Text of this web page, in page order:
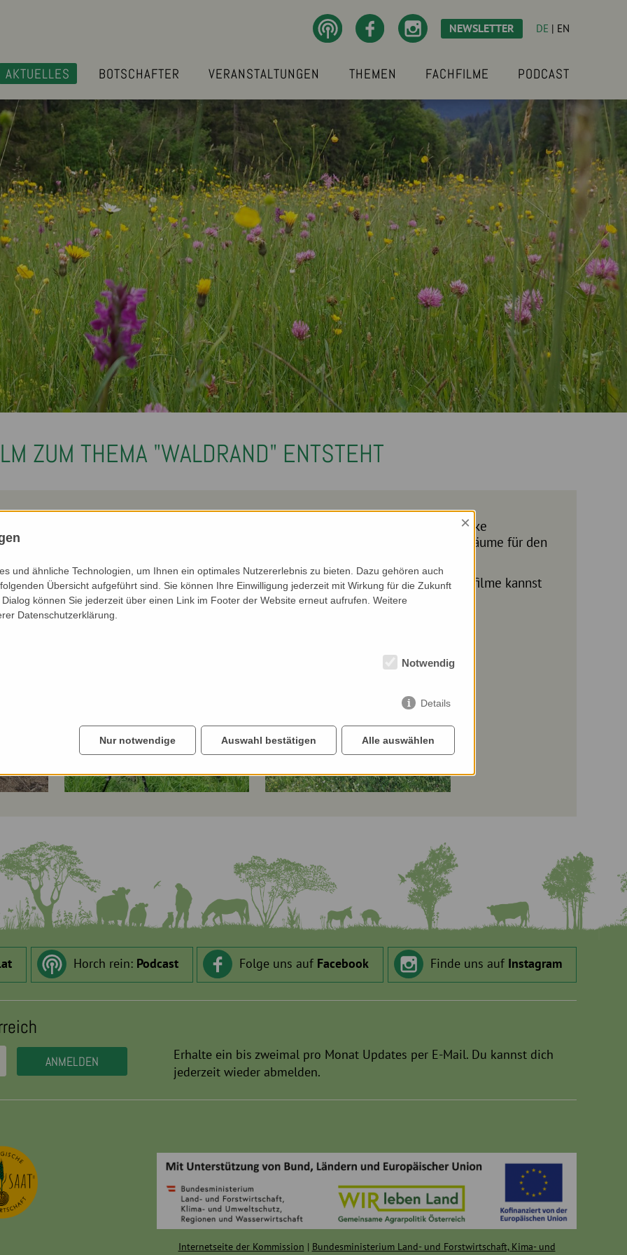
NEWSLETTER DE | EN
AKTUELLES BOTSCHAFTER VERANSTALTUNGEN THEMEN FACHFILME PODCAST
ZUM THEMA "WALDRAND" ENTSTEHT
zu Gast am Hof von
Land. Sie hat uns
gezeigt, welche
und Tierwelt wieder
Wald besser
war ein produktiver Tag:
der Benjes-Hecke
und Bäume für den
Den fertigen Fachfilm und auch die anderen drei Fachfilme kannst
du dir demnächsthieransehen.
Horch rein: Podcast Folge uns auf Facebook Finde uns auf Instagram
Erhalte ein bis zweimal pro Monat Updates per E-Mail. Du kannst dich
jederzeit wieder abmelden.
Internetseite der Kommission | Bundesministerium Land- und Forstwirtschaft, Kima- und
×
und ähnliche Technologien, um Ihnen ein optimales Nutzererlebnis zu bieten. Dazu gehören auch
Übersicht aufgeführt sind. Sie können Ihre Einwilligung jederzeit mit Wirkung für die Zukunft
können Sie jederzeit über einen Link im Footer der Website erneut aufrufen. Weitere
Datenschutzerklärung.
Notwendig
Details
Nur notwendige Auswahl bestätigen Alle auswählen